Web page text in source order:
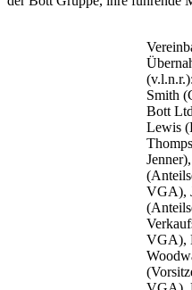
Smith
Bott
Lewis
VGA),
VGA),